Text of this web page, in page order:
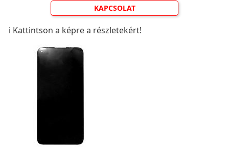
KAPCSOLAT
ℹ️ Kattintson a képre a részletekért!